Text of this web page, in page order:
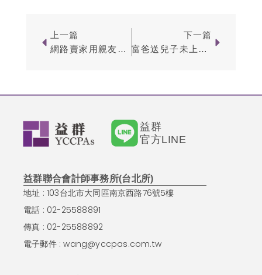
上一篇
網路賣家用親友帳號分散銷售？小心被「合併計算」補稅百萬！
下一篇
富爸送兒子未上市股票，為何多補70萬贈與稅？關鍵在「這筆老土地」！
益群
官方LINE
益群聯合會計師事務所(台北所)
地址 : 103台北市大同區南京西路76號5樓
電話 : 02-25588891
傳真 : 02-25588892
電子郵件 :wang@yccpas.com.tw